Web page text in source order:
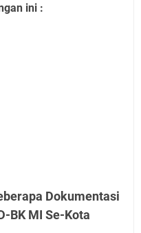
ini :
Dokumentasi
BK MI Se-Kota